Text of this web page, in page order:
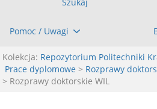
Pomoc / Uwagi
Kolekcja: Repozytorium Politechniki
Prace dyplomowe > Rozprawy
> Rozprawy doktorskie WIL